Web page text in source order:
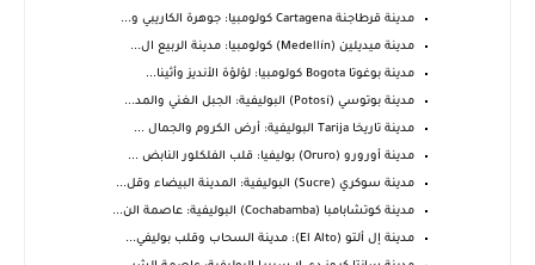
مدينة قرطاجنة Cartagena كولومبيا: جوهرة الكاريبي و...
مدينة ميديلين (Medellín) كولومبيا: مدينة الربيع ال...
مدينة بوغوتا Bogota كولومبيا: لؤلؤة الأنديز وأثينا...
مدينة بوتوسي (Potosí) البوليفية: الجبل الغني والمد...
مدينة تاريخا Tarija البوليفية: أرض الكروم والجمال ...
مدينة أورورو (Oruro) بوليفيا: قلب الفلكلور النابض ...
مدينة سوكري (Sucre) البوليفية: المدينة البيضاء وقل...
مدينة كوتشابامبا (Cochabamba) البوليفية: عاصمة الن...
مدينة إل ألتو (El Alto): مدينة السحاب وقلب بوليفي...